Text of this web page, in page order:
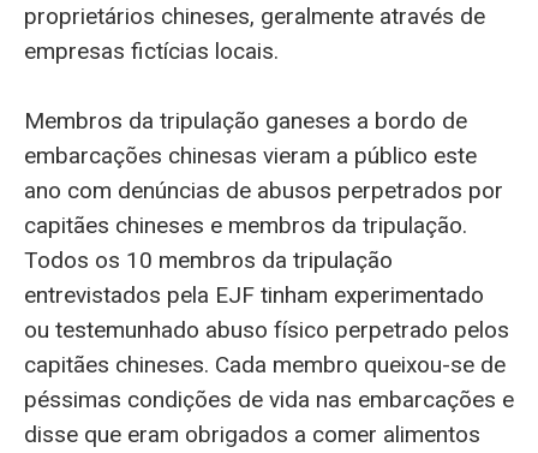
proprietários chineses, geralmente através de
empresas fictícias locais.
Membros da tripulação ganeses a bordo de
embarcações chinesas vieram a público este
ano com denúncias de abusos perpetrados por
capitães chineses e membros da tripulação.
Todos os 10 membros da tripulação
entrevistados pela EJF tinham experimentado
ou testemunhado abuso físico perpetrado pelos
capitães chineses. Cada membro queixou-se de
péssimas condições de vida nas embarcações e
disse que eram obrigados a comer alimentos